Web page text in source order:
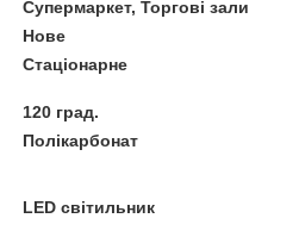
Супермаркет, Торгові зали
Нове
Стаціонарне
120 град.
Полікарбонат
LED світильник